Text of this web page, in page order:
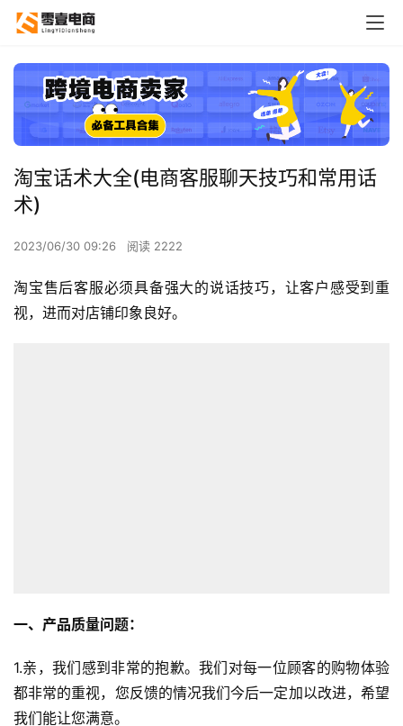
淘宝话术大全(电商客服聊天技巧和常用话
术)
2023/06/30 09:26 阅读 2222
淘宝售后客服必须具备强大的说话技巧，让客户感受到重
视，进而对店铺印象良好。
一、产品质量问题：
1.亲，我们感到非常的抱歉。我们对每一位顾客的购物体验
都非常的重视，您反馈的情况我们今后一定加以改进，希望
我们能让您满意。